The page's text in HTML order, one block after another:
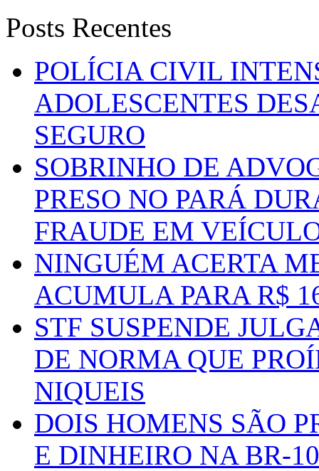
Posts Recentes
POLÍCIA CIVIL
ADOLESCENTES
SEGURO
SOBRINHO DE
PRESO NO PARÁ
FRAUDE EM
NINGUÉM ACERTA
ACUMULA PARA R$
STF SUSPENDE
DE NORMA QUE
NIQUEIS
DOIS HOMENS SÃO
E DINHEIRO NA BR-